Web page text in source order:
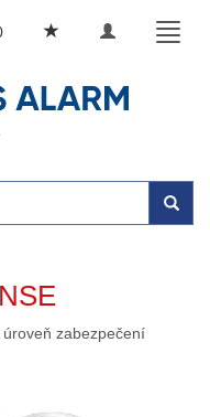
Toggle
zabezpečení